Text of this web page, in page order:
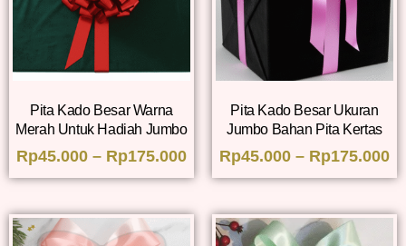
Pita Kado Besar Warna
Merah Untuk Hadiah Jumbo
Rp45.000 – Rp175.000
Pita Kado Besar Ukuran
Jumbo Bahan Pita Kertas
Rp45.000 – Rp175.000